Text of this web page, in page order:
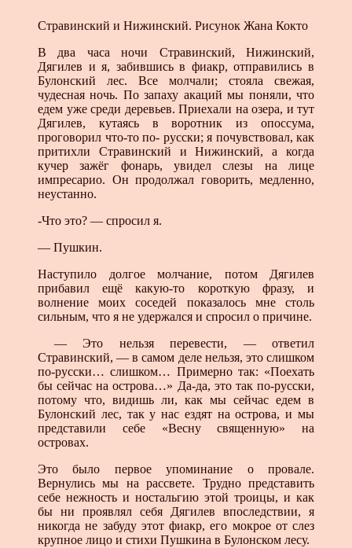
Стравинский и Нижинский. Рисунок Жана Кокто
В два часа ночи Стравинский, Нижинский,
Дягилев и я, забившись в фиакр, отправились в
Булонский лес. Все молчали; стояла свежая,
чудесная ночь. По запаху акаций мы поняли, что
едем уже среди деревьев. Приехали на озера, и тут
Дягилев, кутаясь в воротник из опоссума,
проговорил что-то по- русски; я почувствовал, как
притихли Стравинский и Нижинский, а когда
кучер зажёг фонарь, увидел слезы на лице
импресарио. Он продолжал говорить, медленно,
неустанно.
-Что это? — спросил я.
— Пушкин.
Наступило долгое молчание, потом Дягилев
прибавил ещё какую-то короткую фразу, и
волнение моих соседей показалось мне столь
сильным, что я не удержался и спросил о причине.
— Это нельзя перевести, — ответил
Стравинский, — в самом деле нельзя, это слишком
по-русски… слишком… Примерно так: «Поехать
бы сейчас на острова…» Да-да, это так по-русски,
потому что, видишь ли, как мы сейчас едем в
Булонский лес, так у нас ездят на острова, и мы
представили себе «Весну священную» на
островах.
Это было первое упоминание о провале.
Вернулись мы на рассвете. Трудно представить
себе нежность и ностальгию этой троицы, и как
бы ни проявлял себя Дягилев впоследствии, я
никогда не забуду этот фиакр, его мокрое от слез
крупное лицо и стихи Пушкина в Булонском лесу.